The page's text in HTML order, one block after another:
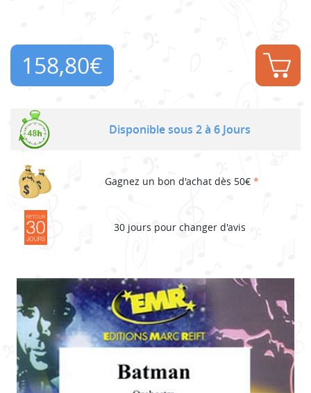
158,80€
Disponible sous 2 à 6 Jours
Gagnez un bon d'achat dès 50€ *
30 jours pour changer d'avis